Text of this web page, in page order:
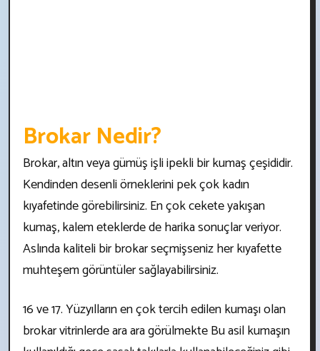
Brokar Nedir?
Brokar, altın veya gümüş işli ipekli bir kumaş çeşididir.
Kendinden desenli örneklerini pek çok kadın
kıyafetinde görebilirsiniz. En çok cekete yakışan
kumaş, kalem eteklerde de harika sonuçlar veriyor.
Aslında kaliteli bir brokar seçmişseniz her kıyafette
muhteşem görüntüler sağlayabilirsiniz.
16 ve 17. Yüzyılların en çok tercih edilen kumaşı olan
brokar vitrinlerde ara ara görülmekte Bu asil kumaşın